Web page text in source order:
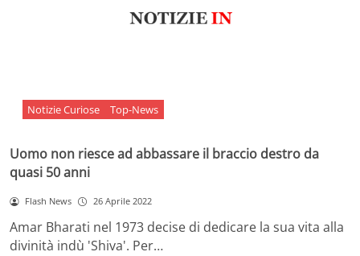
Notizie Curiose Top-News
Uomo non riesce ad abbassare il braccio destro da
quasi 50 anni
Flash News 26 Aprile 2022
Amar Bharati nel 1973 decise di dedicare la sua vita alla
divinità indù 'Shiva'. Per…